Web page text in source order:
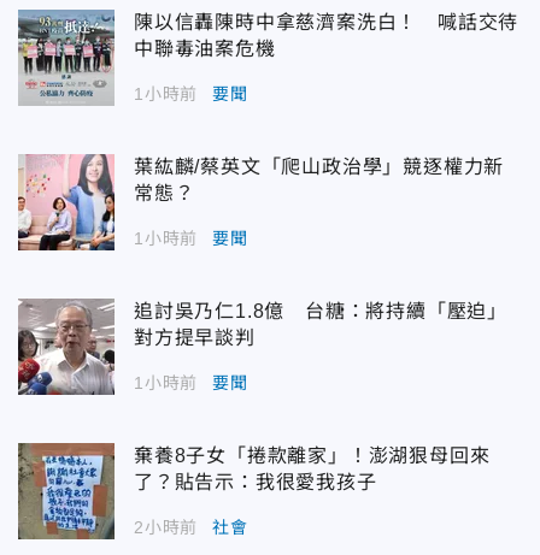
陳以信轟陳時中拿慈濟案洗白！ 喊話交待
中聯毒油案危機
1小時前 要聞
葉紘麟/蔡英文「爬山政治學」競逐權力新
常態？
1小時前 要聞
追討吳乃仁1.8億 台糖：將持續「壓迫」
對方提早談判
1小時前 要聞
棄養8子女「捲款離家」！澎湖狠母回來
了？貼告示：我很愛我孩子
2小時前 社會